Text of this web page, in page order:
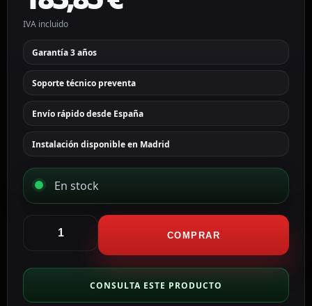
IVA incluido
Garantía 3 años
Soporte técnico preventa
Envío rápido desde España
Instalación disponible en Madrid
En stock
cámara
IP
PRO
COMPRAR
CONSULTA ESTE PRODUCTO